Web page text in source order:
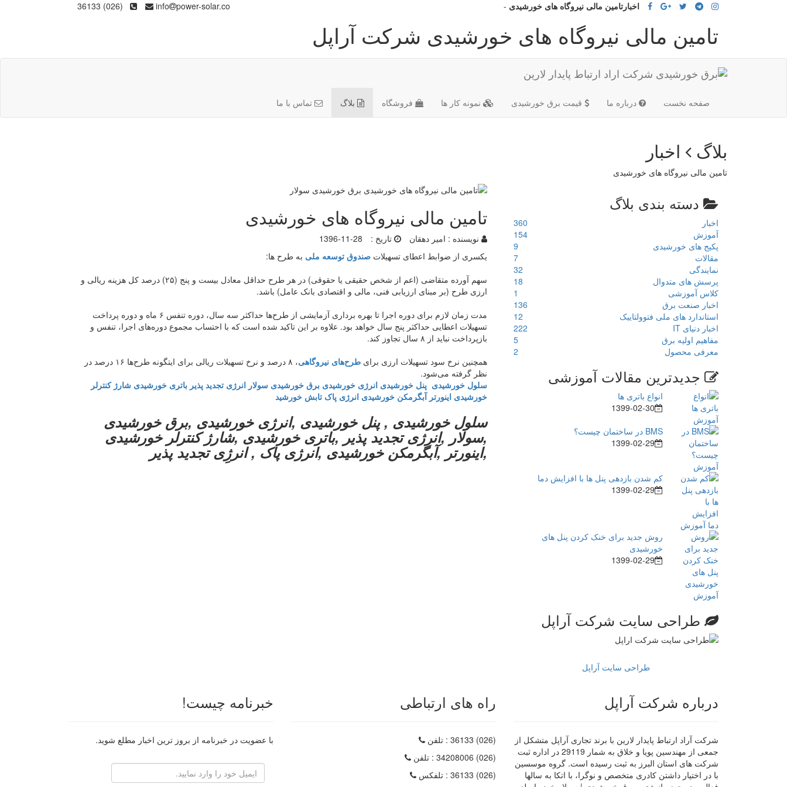
اخبارتامین مالی نیروگاه های خورشیدی -
تامین مالی نیروگاه های خورشیدی شرکت آراپل
info power-solar.co
(026) 36133
صفحه نخست درباره ما قیمت برق خورشیدی نمونه کار ها فروشگاه بلاگ تماس با ما
بلاگ اخبار
تامین مالی نیروگاه های خورشیدی
دسته بندی بلاگ
اخبار
360
آموزش
154
پکیج های خورشیدی
9
مقالات
7
نمایندگی
32
پرسش های متدوال
18
کلاس آموزشی
1
اخبار صنعت برق
136
استاندارد های ملی فتوولتاییک
12
اخبار دنیای IT
222
مفاهیم اولیه برق
5
معرفی محصول
2
جدیدترین مقالات آموزشی
انواع باتری ها
1399-02-30
BMS در ساختمان چیست؟
1399-02-29
کم شدن بازدهی پنل ها با افزایش دما
1399-02-29
روش جدید برای خنک کردن پنل های
خورشیدی
1399-02-29
طراحی سایت شرکت آراپل
طراحی سایت آراپل
تامین مالی نیروگاه های خورشیدی
نویسنده : امیر دهقان تاریخ :
1396-11-28
یکسری از ضوابط اعطای تسهیلات صندوق توسعه ملی به طرح ها:
سهم آورده متقاضی (اعم از شخص حقیقی یا حقوقی) در هر طرح حداقل معادل بیست و پنج (۲۵) درصد کل هزینه ریالی و
ارزی طرح (بر مبنای ارزیابی فنی، مالی و اقتصادی بانک عامل) باشد.
مدت زمان لازم برای دوره اجرا تا بهره برداری آزمایشی از طرح‌ها حداکثر سه سال، دوره تنفس ۶ ماه و دوره پرداخت
تسهیلات اعطایی حداکثر پنج سال خواهد بود. علاوه بر این تاکید شده است که با احتساب مجموع دوره‌های اجرا، تنفس و
بازپرداخت نباید از ۸ سال تجاوز کند.
همچنین نرخ سود تسهیلات ارزی برای طرح‌های نیروگاهی
، ۸ درصد و نرخ تسهیلات ریالی برای ایتگونه طرح‌ها ۱۶ درصد در
نظر گرفته می‌شود.
سلول خورشیدی پنل خورشیدی انرژی خورشیدی برق خورشیدی سولار انرژی تجدید پذیر باتری خورشیدی شارژ کنترلر
خورشیدی اینورتر آبگرمکن خورشیدی انرژی پاک تابش خورشید
سلول خورشیدی , پنل خورشیدی ,انرژی خورشیدی ,برق خورشیدی
,سولار ,انرژی تجدید پذیر ,باتری خورشیدی ,شارژ کنترلر خورشیدی
,اینورتر ,آبگرمکن خورشیدی ,انرژی پاک , انرژِی تجدید پذیر
درباره شرکت آراپل
شرکت آراد ارتباط پایدار لارین با برند تجاری آراپل متشکل از
جمعی از مهندسین پویا و خلاق به شمار 29119 در اداره ثبت
شرکت های استان البرز به ثبت رسیده است. گروه موسسین
با در اختیار داشتن کادری متخصص و نوگرا، با اتکا به سالها
راه های ارتباطی
(026) 36133
: تلفن
(026) 34208006
: تلفن
(026) 36133
: تلفکس
خبرنامه چیست!
با عضویت در خبرنامه از بروز ترین اخبار مطلع شوید.